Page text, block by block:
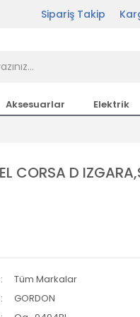
Sipariş Takip
Aksesuarlar Elektrik
CORSA D
Tüm Markalar
GORDON